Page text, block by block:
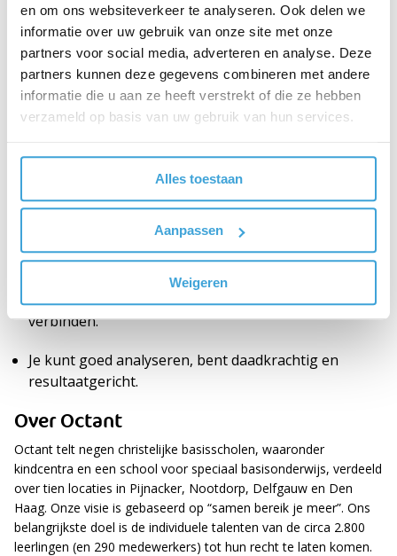
en om ons websiteverkeer te analyseren. Ook delen we
informatie over uw gebruik van onze site met onze
partners voor social media, adverteren en analyse. Deze
partners kunnen deze gegevens combineren met andere
informatie die u aan ze heeft verstrekt of die ze hebben
verzameld op basis van uw gebruik van hun services.
Alles toestaan
Aanpassen
Weigeren
Je bent een stevige en deskundige gesprekspartner
en hebt ervaring met het adviseren van management
op het gebied van HR- en organisatievraagstukken.
Je hebt een sterke focus en bent in staat om
vormen.
Je beweegt je soepel binnen de verschillende lagen
waar nodig, met oog voor de mens, maar wel
duidelijk.
Je bent in staat mensen en teams met elkaar te
verbinden.
Je kunt goed analyseren, bent daadkrachtig en
resultaatgericht.
Over Octant
Octant telt negen christelijke basisscholen, waaronder
kindcentra en een school voor speciaal basisonderwijs, verdeeld
over tien locaties in Pijnacker, Nootdorp, Delfgauw en Den
Haag. Onze visie is gebaseerd op “samen bereik je meer”. Ons
belangrijkste doel is de individuele talenten van de circa 2.800
leerlingen (en 290 medewerkers) tot hun recht te laten komen.